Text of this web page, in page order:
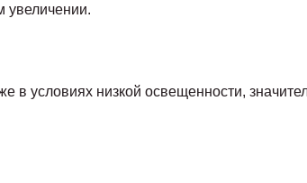
увеличении.
в условиях низкой освещенности,